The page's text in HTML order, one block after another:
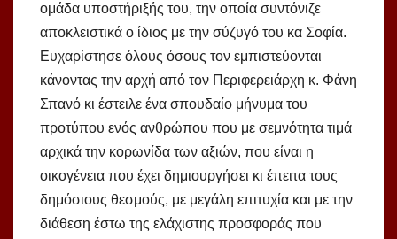
ομάδα υποστήριξής του, την οποία συντόνιζε
αποκλειστικά ο ίδιος με την σύζυγό του κα Σοφία.
Ευχαρίστησε όλους όσους τον εμπιστεύονται
κάνοντας την αρχή από τον Περιφερειάρχη κ. Φάνη
Σπανό κι έστειλε ένα σπουδαίο μήνυμα του
προτύπου ενός ανθρώπου που με σεμνότητα τιμά
αρχικά την κορωνίδα των αξιών, που είναι η
οικογένεια που έχει δημιουργήσει κι έπειτα τους
δημόσιους θεσμούς, με μεγάλη επιτυχία και με την
διάθεση έστω της ελάχιστης προσφοράς που